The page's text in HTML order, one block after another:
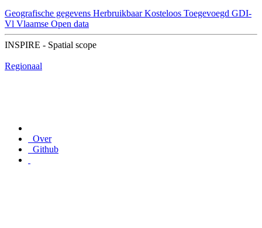
Geografische gegevens Herbruikbaar Kosteloos Toegevoegd GDI-
Vl Vlaamse Open data
INSPIRE - Spatial scope
Regionaal
Over
Github